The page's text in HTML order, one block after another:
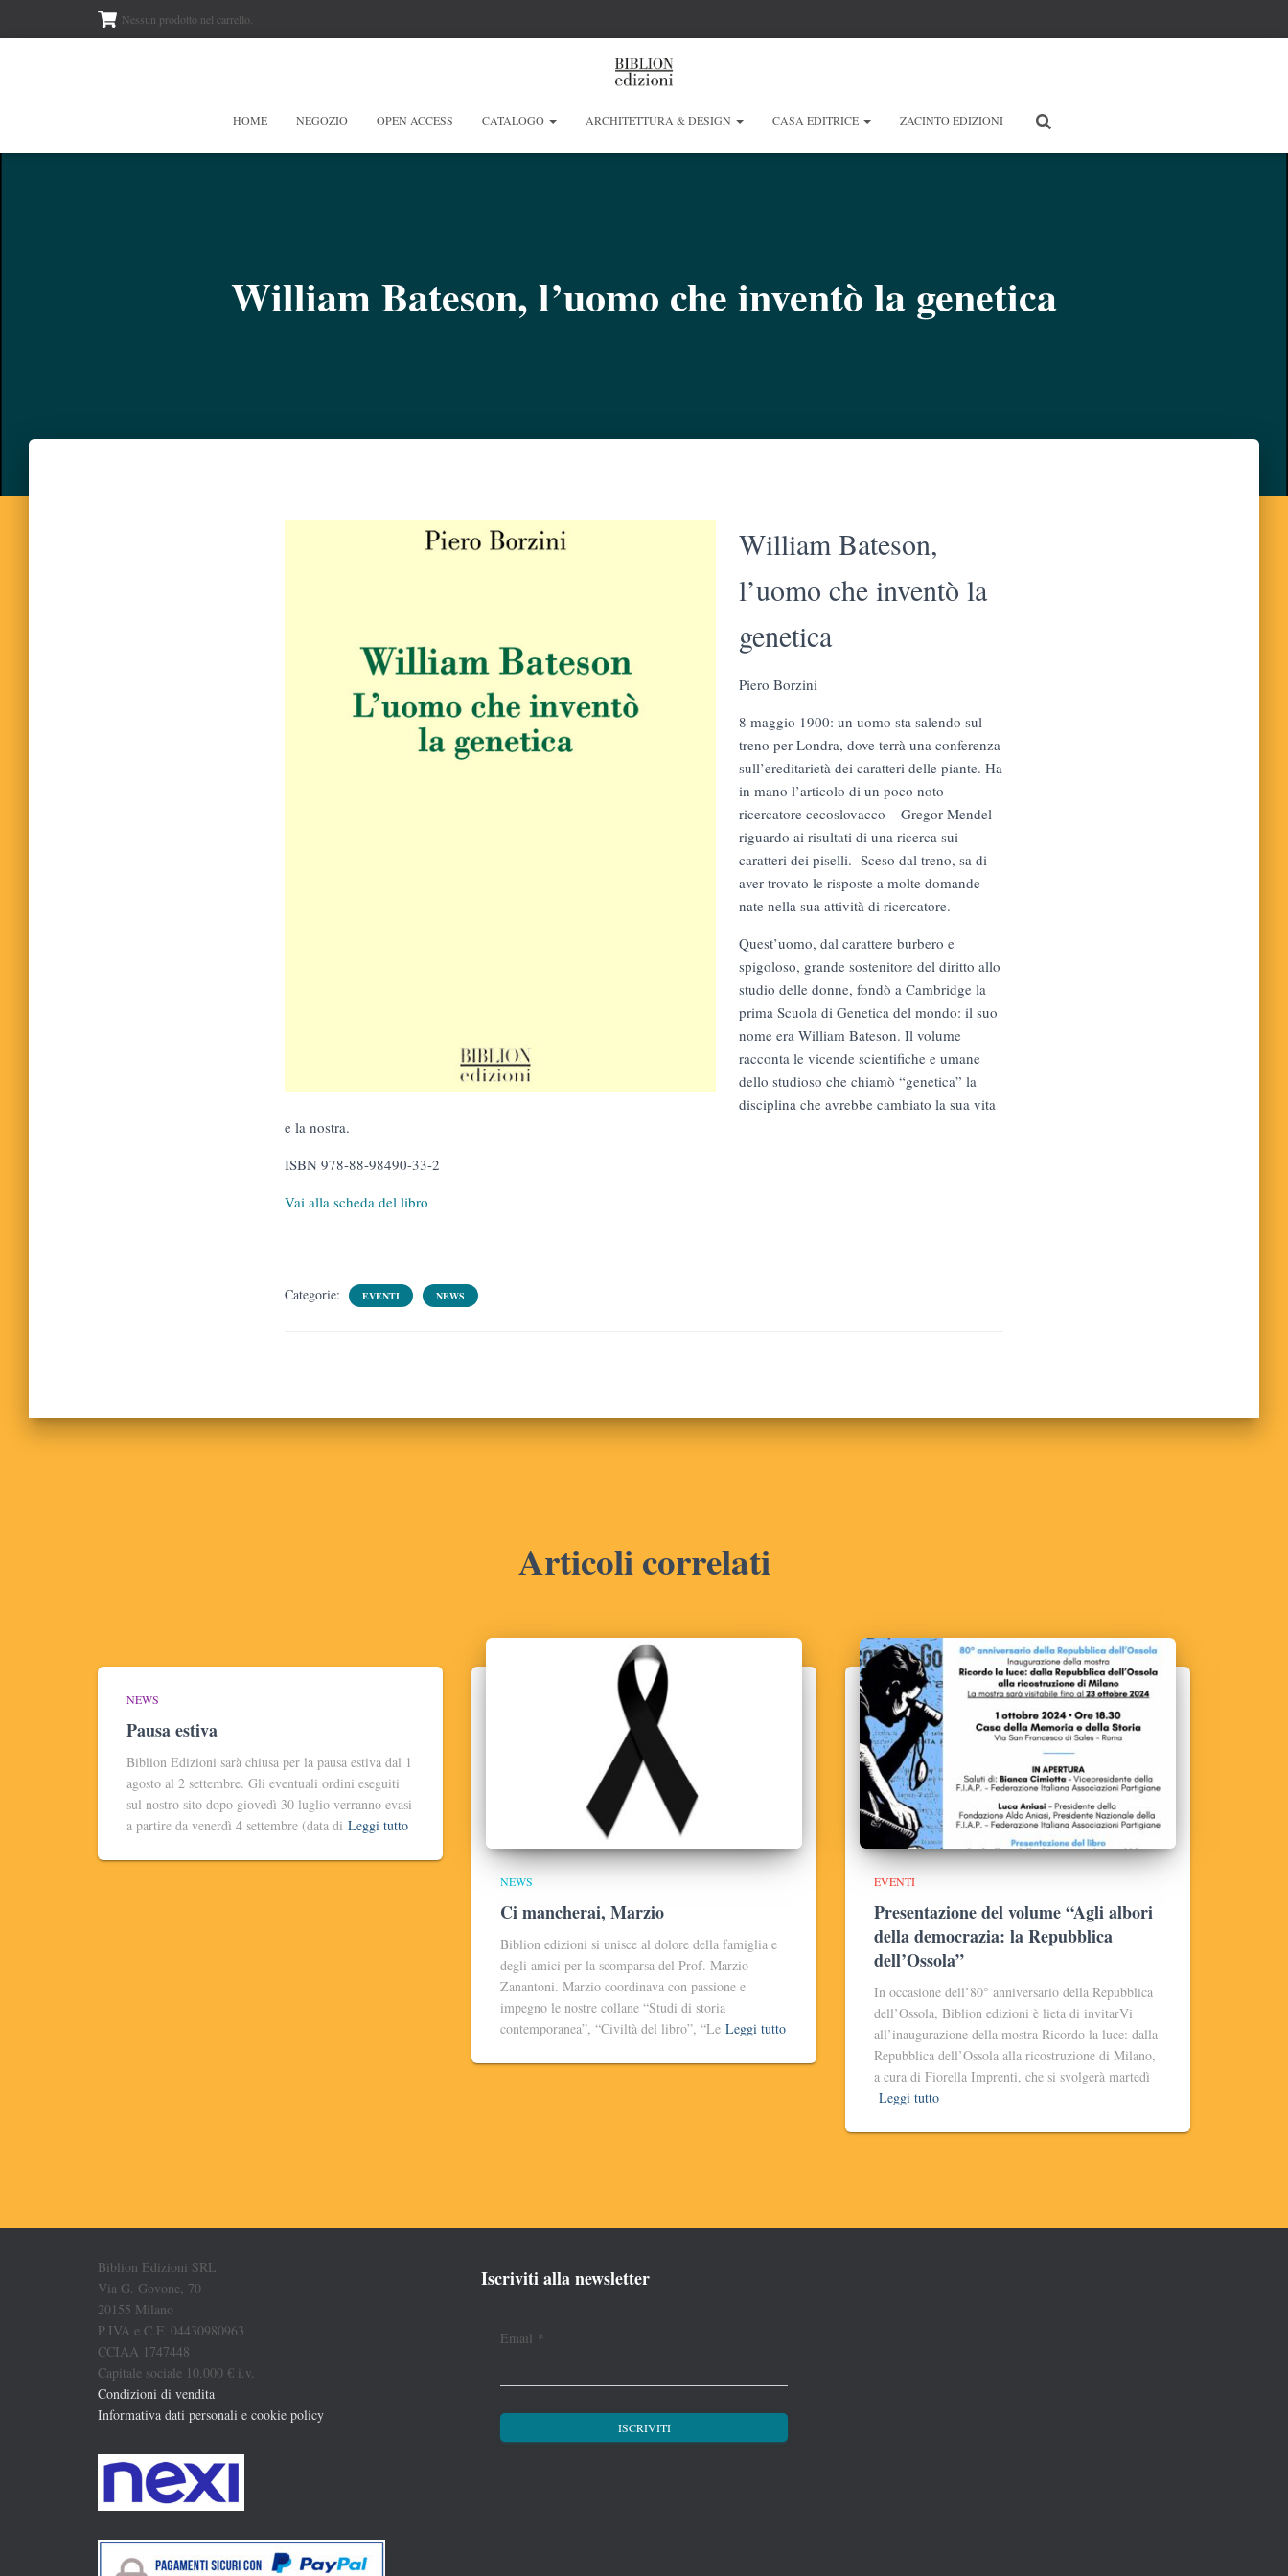
Nessun prodotto nel carrello.
HOME NEGOZIO OPEN ACCESS CATALOGO ARCHITETTURA & DESIGN CASA EDITRICE ZACINTO EDIZIONI
William Bateson, l’uomo che inventò la genetica
William Bateson,
l’uomo che inventò la
genetica
Piero Borzini
8 maggio 1900: un uomo sta salendo sul
treno per Londra, dove terrà una conferenza
sull’ereditarietà dei caratteri delle piante. Ha
in mano l’articolo di un poco noto
ricercatore cecoslovacco – Gregor Mendel –
riguardo ai risultati di una ricerca sui
caratteri dei piselli. Sceso dal treno, sa di
aver trovato le risposte a molte domande
nate nella sua attività di ricercatore.
Quest’uomo, dal carattere burbero e
spigoloso, grande sostenitore del diritto allo
studio delle donne, fondò a Cambridge la
prima Scuola di Genetica del mondo: il suo
nome era William Bateson. Il volume
racconta le vicende scientifiche e umane
dello studioso che chiamò “genetica” la
disciplina che avrebbe cambiato la sua vita
e la nostra.
ISBN 978-88-98490-33-2
Vai alla scheda del libro
Categorie: EVENTI NEWS
Articoli correlati
NEWS
Pausa estiva
Biblion Edizioni sarà chiusa per la pausa estiva dal 1
agosto al 2 settembre. Gli eventuali ordini eseguiti
sul nostro sito dopo giovedì 30 luglio verranno evasi
a partire da venerdì 4 settembre (data di Leggi tutto
NEWS
Ci mancherai, Marzio
Biblion edizioni si unisce al dolore della famiglia e
degli amici per la scomparsa del Prof. Marzio
Zanantoni. Marzio coordinava con passione e
impegno le nostre collane “Studi di storia
contemporanea”, “Civiltà del libro”, “Le Leggi tutto
EVENTI
Presentazione del volume “Agli albori
della democrazia: la Repubblica
dell’Ossola”
In occasione dell’80° anniversario della Repubblica
dell’Ossola, Biblion edizioni è lieta di invitarVi
all’inaugurazione della mostra Ricordo la luce: dalla
Repubblica dell’Ossola alla ricostruzione di Milano,
a cura di Fiorella Imprenti, che si svolgerà martedì
Leggi tutto
Biblion Edizioni SRL
Via G. Govone, 70
20155 Milano
P.IVA e C.F. 04430980963
CCIAA 1747448
Capitale sociale 10.000 € i.v.
Condizioni di vendita
Informativa dati personali e cookie policy
Iscriviti alla newsletter
Email *